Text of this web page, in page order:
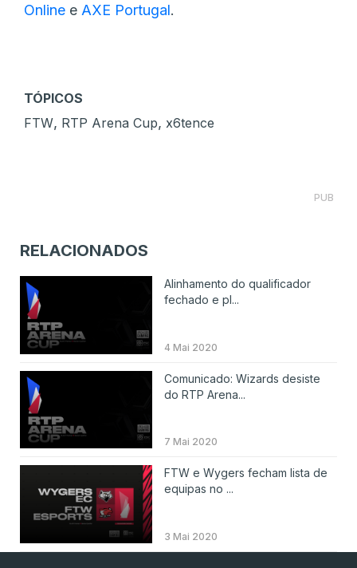
Online e AXE Portugal.
TÓPICOS
FTW, RTP Arena Cup, x6tence
PUB
RELACIONADOS
Alinhamento do qualificador
fechado e pl...
4 Mai 2020
Comunicado: Wizards desiste
do RTP Arena...
7 Mai 2020
FTW e Wygers fecham lista de
equipas no ...
3 Mai 2020